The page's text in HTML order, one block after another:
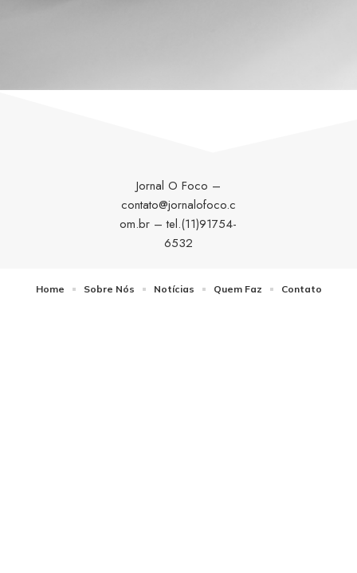
Jornal O Foco –
contato@jornalofoco.c
om.br – tel.(11)91754-
6532
Home Sobre Nós Notícias Quem Faz Contato